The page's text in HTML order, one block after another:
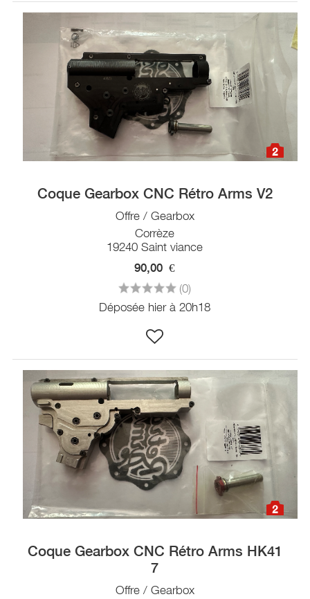
2
Coque Gearbox CNC Rétro Arms V2
Offre / Gearbox
Corrèze
19240 Saint viance
90,00 €
(0)
Déposée hier à 20h18
2
Coque Gearbox CNC Rétro Arms HK41
7
Offre / Gearbox